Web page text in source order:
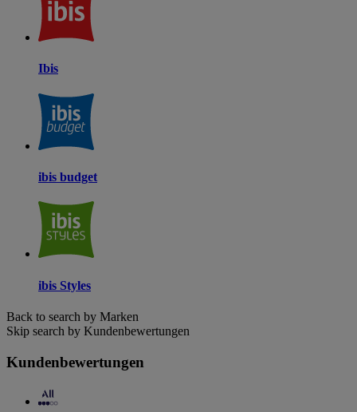
Ibis
ibis budget
ibis Styles
Back to search by Marken
Skip search by Kundenbewertungen
Kundenbewertungen